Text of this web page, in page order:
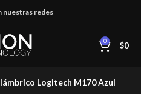
nuestras redes
0 $0
Logitech M170 Azul